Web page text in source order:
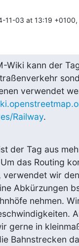
11-03 at 13:19
Wiki kann der
Railway.
der Tag aus
das Routing
verwendet wir
Abkürzungen
nehmen.
gerne in
Bahnstrecken